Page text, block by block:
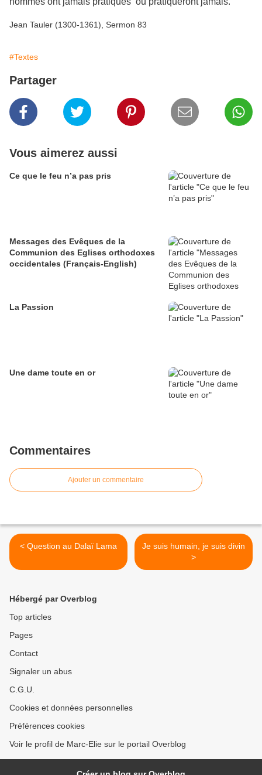
Jean Tauler (1300-1361), Sermon 83
#Textes
Partager
Vous aimerez aussi
Ce que le feu n’a pas pris
Messages des Evêques de la
Communion des Eglises orthodoxes
occidentales (Français-English)
La Passion
Une dame toute en or
Commentaires
Ajouter un commentaire
< Question au Dalaï Lama
Je suis humain, je suis divin
>
Hébergé par Overblog
Top articles
Pages
Contact
Signaler un abus
C.G.U.
Cookies et données personnelles
Préférences cookies
Voir le profil de Marc-Elie sur le portail Overblog